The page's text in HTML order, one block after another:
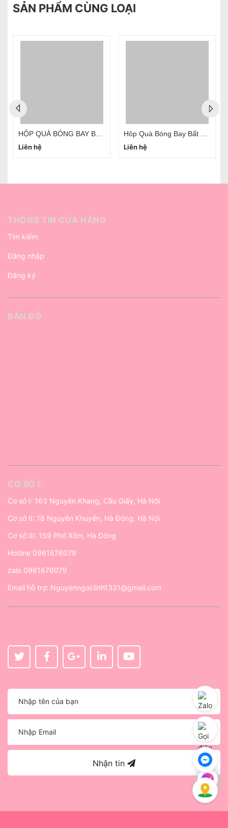
SẢN PHẨM CÙNG LOẠI
Liên hệ
Liên hệ
THÔNG TIN CỬA HÀNG
Tìm kiếm
Đăng nhập
Đăng ký
BẢN ĐỒ
CƠ SỞ I:
Cơ sở I: 163 Nguyễn Khang, Cầu Giấy, Hà Nội
Cơ sở II: 18 Nguyễn Khuyến, Hà Đông, Hà Nội
Cơ sở III: 159 Phố Xốm, Hà Đông
Hotline 0961676079
zalo 0961676079
Email hỗ trợ: Nguyenngoclinh1331@gmail.com
Nhận tin